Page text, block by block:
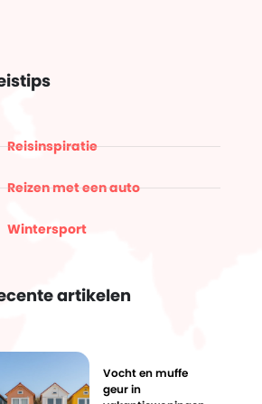
Reisinspiratie
Reizen met een auto
Wintersport
artikelen
Vocht en muffe
geur in